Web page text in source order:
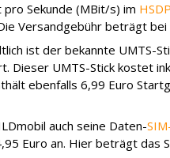
Sekunde (MBit/s) im
Versandgebühr beträgt
ist der bekannte UMTS-
Dieser UMTS-Stick kostet
ebenfalls 6,99 Euro
auch seine Daten-
Euro an. Hier beträgt das